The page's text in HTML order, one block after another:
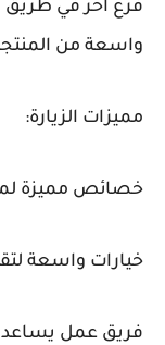
فرع آخر في طريق
واسعة من
مميزات الزيارة:
خصائص مميزة
خيارات واسعة
فريق عمل يساعد